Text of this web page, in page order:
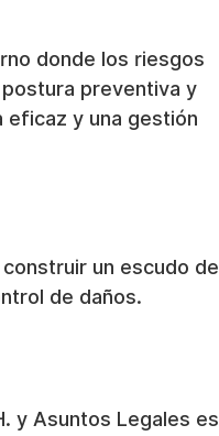
donde los riesgos
preventiva y
eficaz y una gestión
un escudo de
de daños.
y Asuntos Legales es